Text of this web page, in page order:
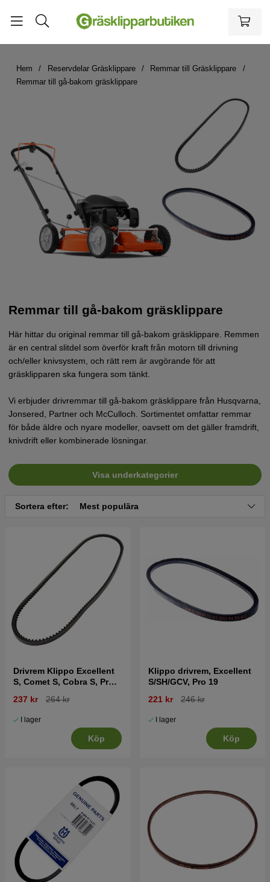
Hem Reservdelar Gräsklippare
Remmar till Gräsklippare
Remmar till gå-bakom gräsklippare
Remmar till gå-bakom gräsklippare
Här hittar du original remmar till gå-bakom gräsklippare. Remmen
är en central slitdel som överför kraft från motorn till drivning
och/eller knivsystem, och rätt rem är avgörande för att
gräsklipparen ska fungera som tänkt.
Vi erbjuder drivremmar till gå-bakom gräsklippare från Husqvarna,
Jonsered, Partner och McCulloch. Sortimentet omfattar remmar
för både äldre och nyare modeller, oavsett om det gäller framdrift,
knivdrift eller kombinerade lösningar.
Visa underkategorier
Sortera efter: Mest populära
Drivrem Klippo Excellent
S, Comet S, Cobra S, Pro
237 kr 264 kr
I lager
Köp
Klippo drivrem, Excellent
S/SH/GCV, Pro 19
221 kr
246 kr
I lager
Köp